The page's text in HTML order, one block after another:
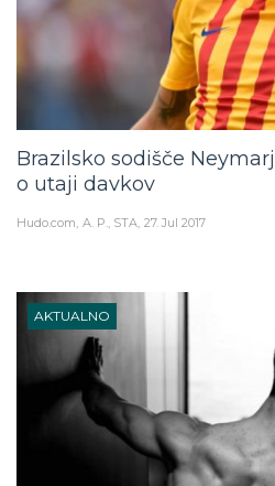
Brazilsko sodišče
o utaji davkov
Hudo.com A. P., STA 27. Jul 2017
AKTUALNO